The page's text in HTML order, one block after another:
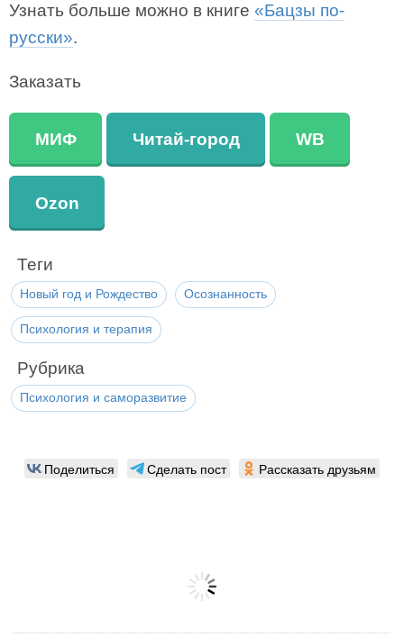
Узнать больше можно в книге «Бацзы по-
русски».
Заказать
МИФ Читай-город WB
Ozon
Теги
Новый год и Рождество Осознанность
Психология и терапия
Рубрика
Психология и саморазвитие
Поделиться Сделать пост Рассказать друзьям